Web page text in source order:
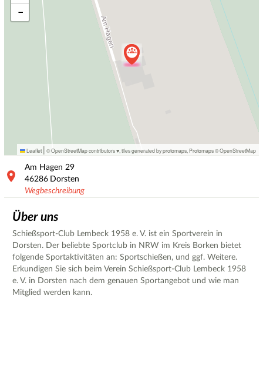
−
Leaflet | © OpenStreetMap contributors ♥, tiles generated by protomaps Protomaps©OpenStreetMap
Am Hagen 29
46286 Dorsten
Wegbeschreibung
Über uns
Schießsport-Club Lembeck 1958 e. V. ist ein Sportverein in
Dorsten. Der beliebte Sportclub in NRW im Kreis Borken bietet
folgende Sportaktivitäten an: Sportschießen, und ggf. Weitere.
Erkundigen Sie sich beim Verein Schießsport-Club Lembeck 1958
e. V. in Dorsten nach dem genauen Sportangebot und wie man
Mitglied werden kann.